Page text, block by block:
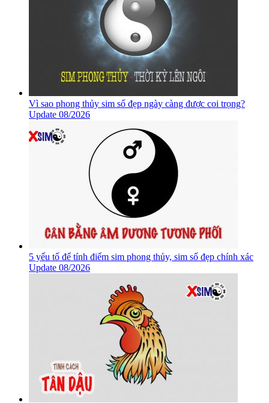
Vì sao phong thủy sim số đẹp ngày càng được coi trọng?
Update 08/2026
5 yếu tố để tính điểm sim phong thủy, sim số đẹp chính xác
Update 08/2026